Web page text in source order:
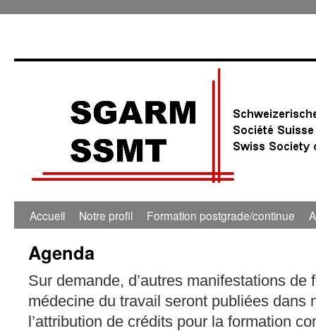
Accueil Notre profil Formation postgrade/continue
Agenda
Sur demande, d’autres manifestations de
médecine du travail seront publiées dans
l’attribution de crédits pour la formation
2:00